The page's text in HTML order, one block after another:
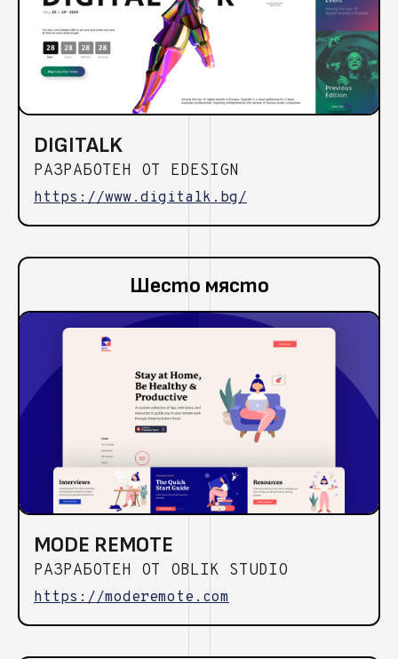
DIGITALK
РАЗРАБОТЕН ОТ EDESIGN
https://www.digitalk.bg/
Шесто място
MODE REMOTE
РАЗРАБОТЕН ОТ OBLIK STUDIO
https://moderemote.com